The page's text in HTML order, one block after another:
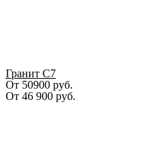
Гранит С7
От 50900 руб.
От 46 900 руб.